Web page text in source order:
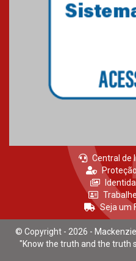
Central de
Seja um
© Copyright - 2026 -
"Know the truth and the truth